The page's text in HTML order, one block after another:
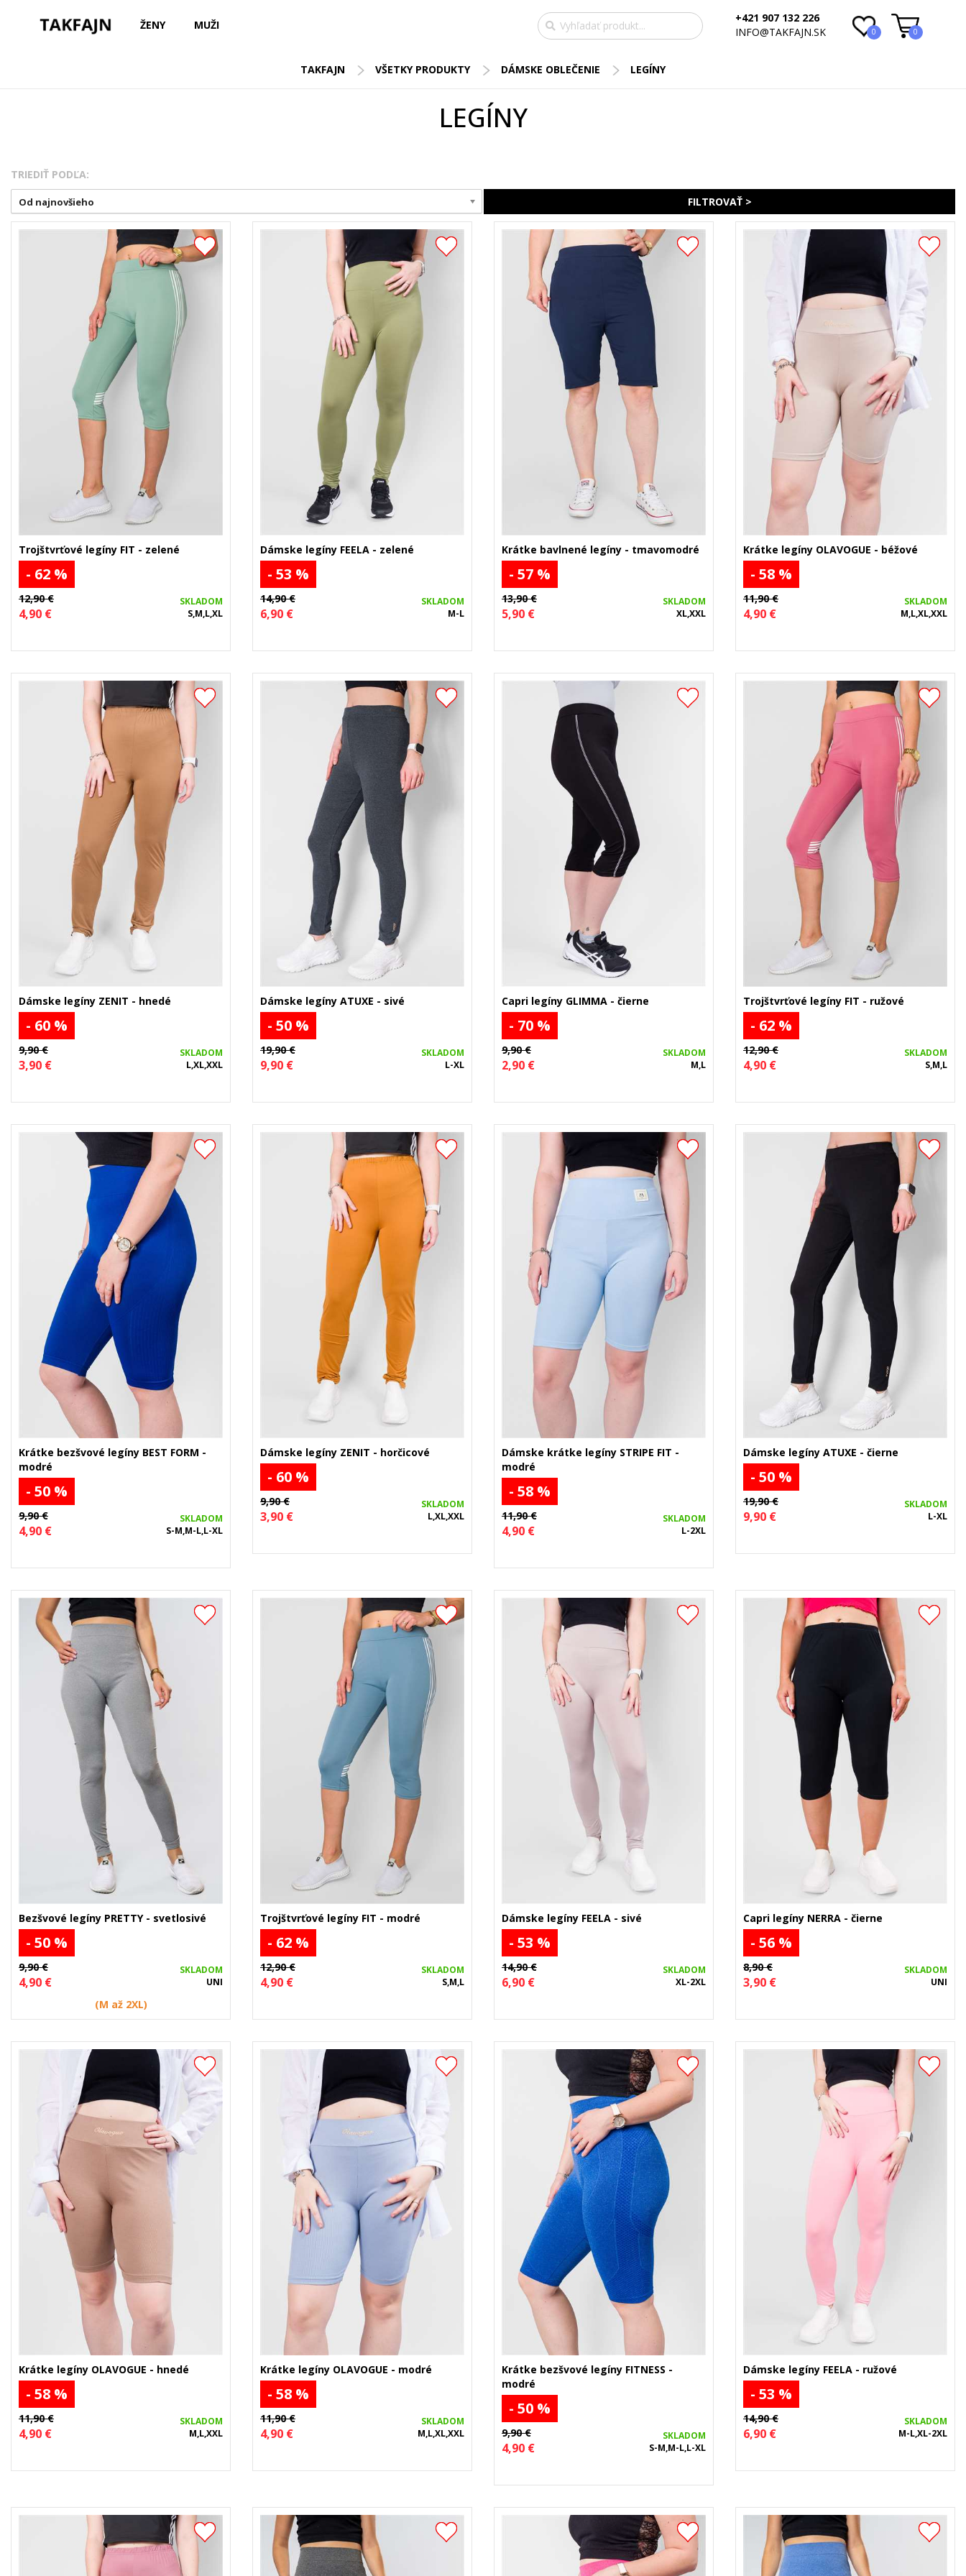
ŽENY MUŽI
+421 907 132 226
INFO@TAKFAJN.SK
0 0
TAKFAJN VŠETKY PRODUKTY DÁMSKE OBLEČENIE LEGÍNY
LEGÍNY
TRIEDIŤ PODĽA:
Od najnovšieho FILTROVAŤ >
Trojštvrťové legíny FIT - zelené
- 62 %
12,90 €
4,90 €
SKLADOM
S,M,L,XL
Dámske legíny FEELA - zelené
- 53 %
14,90 €
6,90 €
SKLADOM
M-L
Krátke bavlnené legíny - tmavomodré
- 57 %
13,90 €
5,90 €
SKLADOM
XL,XXL
Krátke legíny OLAVOGUE - béžové
- 58 %
11,90 €
4,90 €
SKLADOM
M,L,XL,XXL
Dámske legíny ZENIT - hnedé
- 60 %
9,90 €
3,90 €
SKLADOM
L,XL,XXL
Dámske legíny ATUXE - sivé
- 50 %
19,90 €
9,90 €
SKLADOM
L-XL
Capri legíny GLIMMA - čierne
- 70 %
9,90 €
2,90 €
SKLADOM
M,L
Trojštvrťové legíny FIT - ružové
- 62 %
12,90 €
4,90 €
SKLADOM
S,M,L
Krátke bezšvové legíny BEST FORM -
modré
- 50 %
9,90 €
4,90 €
SKLADOM
S-M,M-L,L-XL
Dámske legíny ZENIT - horčicové
- 60 %
9,90 €
3,90 €
SKLADOM
L,XL,XXL
Dámske krátke legíny STRIPE FIT -
modré
- 58 %
11,90 €
4,90 €
SKLADOM
L-2XL
Dámske legíny ATUXE - čierne
- 50 %
19,90 €
9,90 €
SKLADOM
L-XL
Bezšvové legíny PRETTY - svetlosivé
- 50 %
9,90 €
4,90 €
SKLADOM
UNI
(M až 2XL)
Trojštvrťové legíny FIT - modré
- 62 %
12,90 €
4,90 €
SKLADOM
S,M,L
Dámske legíny FEELA - sivé
- 53 %
14,90 €
6,90 €
SKLADOM
XL-2XL
Capri legíny NERRA - čierne
- 56 %
8,90 €
3,90 €
SKLADOM
UNI
Krátke legíny OLAVOGUE - hnedé
- 58 %
11,90 €
4,90 €
SKLADOM
M,L,XXL
Krátke legíny OLAVOGUE - modré
- 58 %
11,90 €
4,90 €
SKLADOM
M,L,XL,XXL
Krátke bezšvové legíny FITNESS -
modré
- 50 %
9,90 €
4,90 €
SKLADOM
S-M,M-L,L-XL
Dámske legíny FEELA - ružové
- 53 %
14,90 €
6,90 €
SKLADOM
M-L,XL-2XL